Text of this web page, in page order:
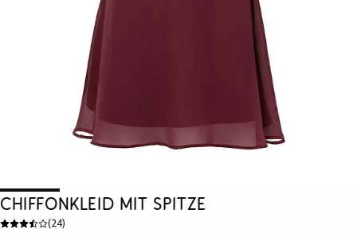
Chiffonkleid mit Spitze
(24)